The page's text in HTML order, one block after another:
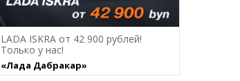
LADA ISKRA от 42 900 рублей!
Только у нас!
«Лада Дабракар»